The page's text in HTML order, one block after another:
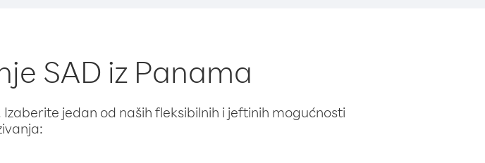
SAD iz Panama
jedan od naših fleksibilnih i jeftinih mogućnosti